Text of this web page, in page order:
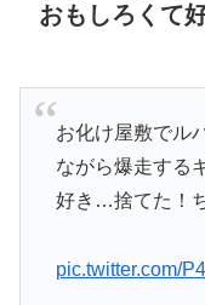
おもしろくて
お化け屋敷でル
ながら爆走する
好き…捨てた！
pic.twitter.com/